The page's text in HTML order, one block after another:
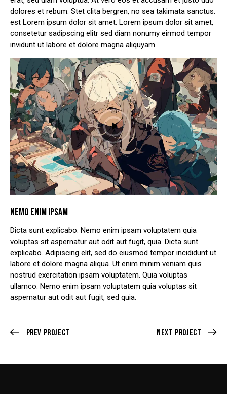
dolores et rebum. Stet clita bergren, no sea takimata sanctus.
est Lorem ipsum dolor sit amet. Lorem ipsum dolor sit amet,
consetetur sadipscing elitr sed diam nonumy eirmod tempor
invidunt ut labore et dolore magna aliquyam
NEMO ENIM IPSAM
Dicta sunt explicabo. Nemo enim ipsam voluptatem quia
voluptas sit aspernatur aut odit aut fugit, quia. Dicta sunt
explicabo. Adipiscing elit, sed do eiusmod tempor incididunt ut
labore et dolore magna aliqua. Ut enim minim veniam quis
nostrud exercitation ipsam voluptatem. Quia voluptas
ullamco. Nemo enim ipsam voluptatem quia voluptas sit
aspernatur aut odit aut fugit, sed quia.
Prev Project Next Project